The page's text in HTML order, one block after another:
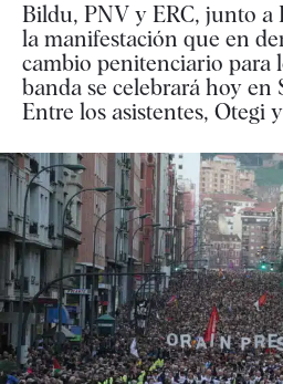
Bildu, PNV y ERC, junto a
la manifestación que en
cambio penitenciario para
banda se celebrará hoy en
Entre los asistentes, Otegi